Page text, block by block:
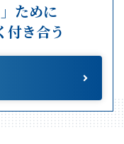
ために
付き合う